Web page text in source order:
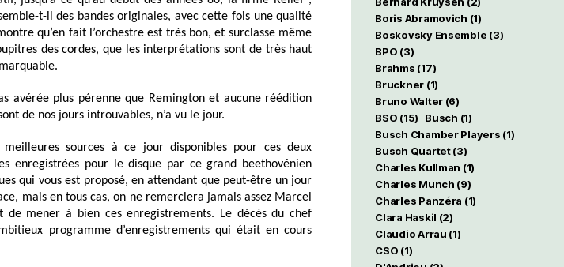
t-il des bandes originales, avec cette fois une qualité
qu’en fait l’orchestre est très bon, et surclasse même
des cordes, que les interprétations sont de très haut
avérée plus pérenne que Remington et aucune réédition
de nos jours introuvables, n’a vu le jour.
sources à ce jour disponibles pour ces deux
enregistrées pour le disque par ce grand beethovénien
qui vous est proposé, en attendant que peut-être un jour
mais en tous cas, on ne remerciera jamais assez Marcel
de mener à bien ces enregistrements. Le décès du chef
programme d’enregistrements qui était en cours
Boris Abramovich (1)
Boskovsky Ensemble (3)
BPO (3)
Brahms (17)
Bruckner (1)
Bruno Walter(6)
BSO (15) Busch (1)
Busch Chamber Players (1)
Busch Quartet(3)
Charles Kullman (1)
Charles Munch (9)
Charles Panzéra (1)
Clara Haskil (2)
Claudio Arrau (1)
CSO (1)